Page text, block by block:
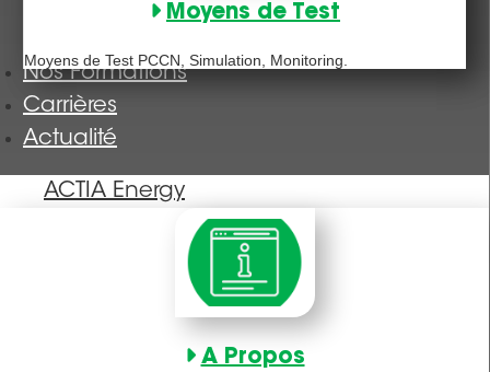
Moyens de Test
Moyens de Test PCCN, Simulation, Monitoring.
Nos Formations
Carrières
Actualité
ACTIA Energy
A Propos